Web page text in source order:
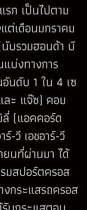
ก เป็นไปตาม
ต่เดือนมกราคม
บรวมฮอนด้า บี
แบ่งทางการ
นดับ 1 ใน 4 เซ
ะ แจ๊ซ) คอม
(แอคคอร์ด
-วี เอชอาร์-วี
ยนที่ผ่านมา ได้
มสปอร์ตครอส
งกระแสรถครอส